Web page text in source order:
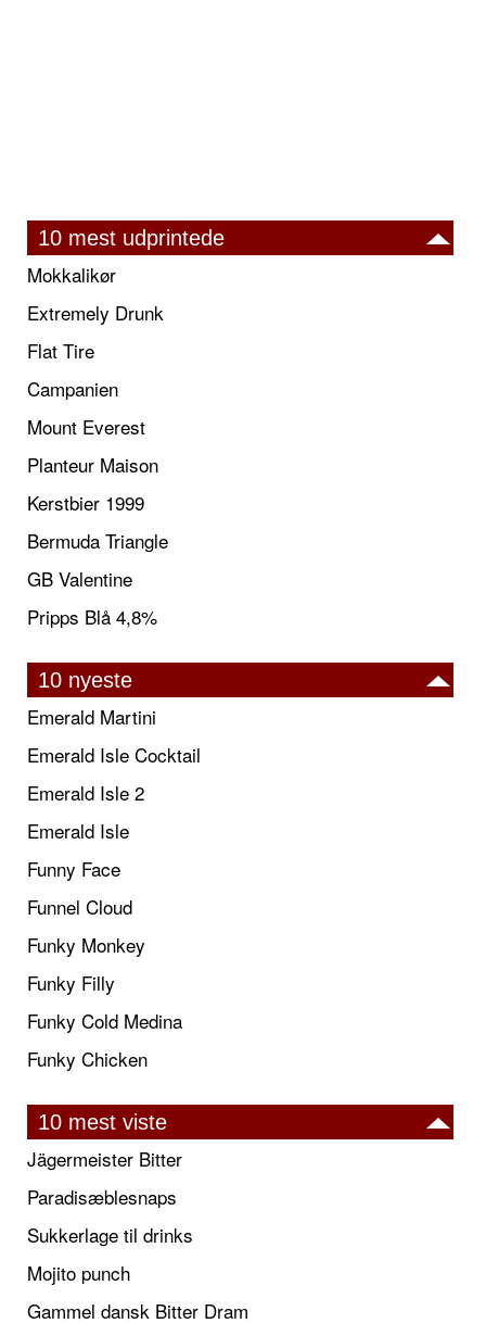
10 mest udprintede
Mokkalikør
Extremely Drunk
Flat Tire
Campanien
Mount Everest
Planteur Maison
Kerstbier 1999
Bermuda Triangle
GB Valentine
Pripps Blå 4,8%
10 nyeste
Emerald Martini
Emerald Isle Cocktail
Emerald Isle 2
Emerald Isle
Funny Face
Funnel Cloud
Funky Monkey
Funky Filly
Funky Cold Medina
Funky Chicken
10 mest viste
Jägermeister Bitter
Paradisæblesnaps
Sukkerlage til drinks
Mojito punch
Gammel dansk Bitter Dram